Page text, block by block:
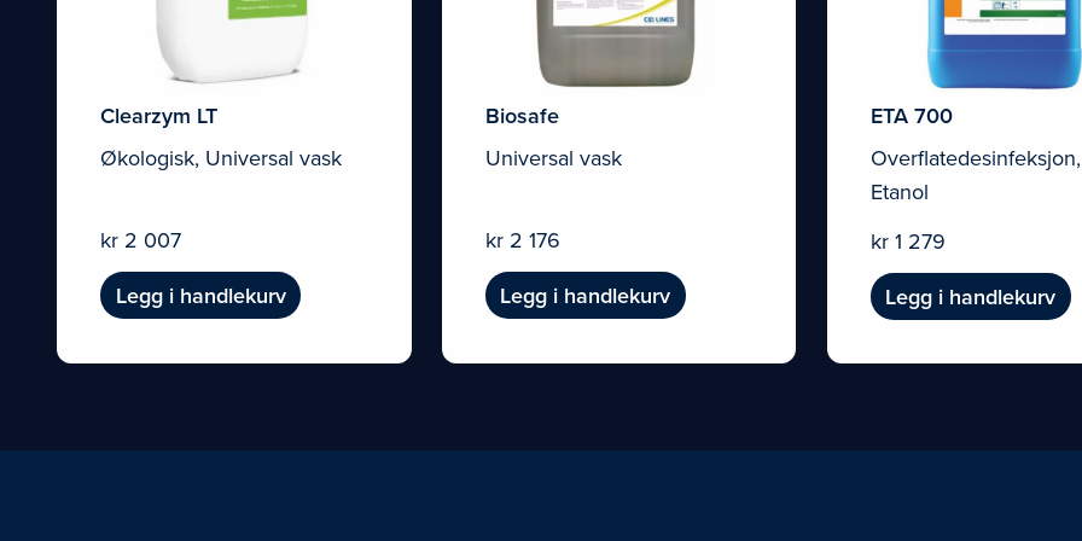
Clearzym LT
Økologisk, Universal vask
kr 2 007
Legg i handlekurv
Biosafe
Universal vask
kr2 176
Legg i handlekurv
ETA 700
Etanol
kr1 279
Legg i handlekurv